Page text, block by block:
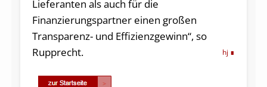
Lieferanten als auch für die
Finanzierungspartner einen großen
Transparenz- und Effizienzgewinn“, so
Rupprecht.
hj